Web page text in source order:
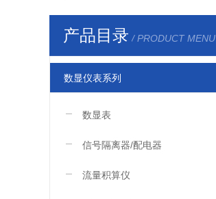
产品目录 / PRODUCT MENU
数显仪表系列
数显表
信号隔离器/配电器
流量积算仪